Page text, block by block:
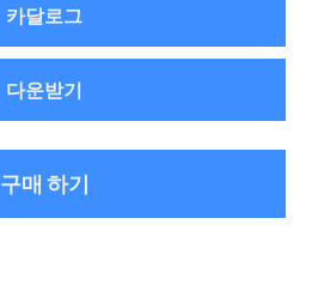
카달로그
다운받기
구매 하기